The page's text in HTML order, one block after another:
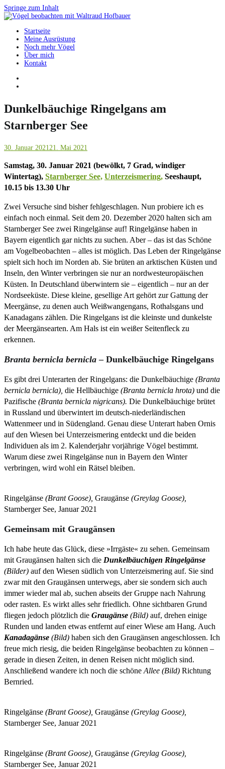
Springe zum Inhalt
Vögel beobachten mit Waltraud Hofbauer
Startseite
Meine Ausrüstung
Noch mehr Vögel
Über mich
Kontakt
Dunkelbäuchige Ringelgans am
Starnberger See
30. Januar 2021 21. Mai 2021
Samstag, 30. Januar 2021 (bewölkt, 7 Grad, windiger
Wintertag), Starnberger See, Unterzeismering, Seeshaupt,
10.15 bis 13.30 Uhr
Zwei Versuche sind bisher fehlgeschlagen. Nun probiere ich es
einfach noch einmal. Seit dem 20. Dezember 2020 halten sich am
Starnberger See zwei Ringelgänse auf! Ringelgänse haben in
Bayern eigentlich gar nichts zu suchen. Aber – das ist das Schöne
am Vogelbeobachten – alles ist möglich. Das Leben der Ringelgänse
spielt sich hoch im Norden ab. Sie brüten an arktischen Küsten und
Inseln, den Winter verbringen sie nur an nordwesteuropäischen
Küsten. In Deutschland überwintern sie – eigentlich – nur an der
Nordseeküste. Diese kleine, gesellige Art gehört zur Gattung der
Meergänse, zu denen auch Weißwangengans, Rothalsgans und
Kanadagans zählen. Die Ringelgans ist die kleinste und dunkelste
der Meergänsearten. Am Hals ist ein weißer Seitenfleck zu
erkennen.
Branta bernicla bernicla – Dunkelbäuchige Ringelgans
Es gibt drei Unterarten der Ringelgans: die Dunkelbäuchige (Branta
bernicla bernicla), die Hellbäuchige (Branta bernicla hrota) und die
Pazifische (Branta bernicla nigricans). Die Dunkelbäuchige brütet
in Russland und überwintert im deutsch-niederländischen
Wattenmeer und in Südengland. Genau diese Unterart haben Ornis
auf den Wiesen bei Unterzeismering entdeckt und die beiden
Individuen als im 2. Kalenderjahr vorjährige Vögel bestimmt.
Warum diese zwei Ringelgänse nun in Bayern den Winter
verbringen, wird wohl ein Rätsel bleiben.
Ringelgänse (Brant Goose), Graugänse (Greylag Goose),
Starnberger See, Januar 2021
Gemeinsam mit Graugänsen
Ich habe heute das Glück, diese »Irrgäste« zu sehen. Gemeinsam
mit Graugänsen halten sich die Dunkelbäuchigen Ringelgänse
(Bilder) auf den Wiesen südlich von Unterzeismering auf. Sie sind
zwar mit den Graugänsen unterwegs, aber sie sondern sich auch
immer wieder mal ab, suchen abseits der Gruppe nach Nahrung
oder rasten. Es wirkt alles sehr friedlich. Ohne sichtbaren Grund
fliegen jedoch plötzlich die Graugänse (Bild) auf, drehen einige
Runden und landen etwas entfernt auf einer Wiese am Hang. Auch
Kanadagänse (Bild) haben sich den Graugänsen angeschlossen. Ich
freue mich riesig, die beiden Ringelgänse beobachten zu können –
gerade in diesen Zeiten, in denen Reisen nicht möglich sind.
Anschließend wandere ich noch die schöne Allee (Bild) Richtung
Bernried.
Ringelgänse (Brant Goose), Graugänse (Greylag Goose),
Starnberger See, Januar 2021
Ringelgänse (Brant Goose), Graugänse (Greylag Goose),
Starnberger See, Januar 2021